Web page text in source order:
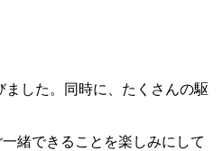
した。同時に、たくさんの駆
緒できることを楽しみにして